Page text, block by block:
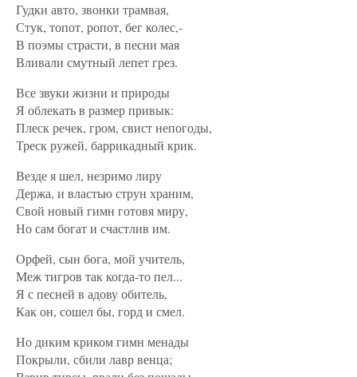
Гудки авто, звонки трамвая,
Стук, топот, ропот, бег колес,-
В поэмы страсти, в песни мая
Вливали смутный лепет грез.
Все звуки жизни и природы
Я облекать в размер привык:
Плеск речек, гром, свист непогоды,
Треск ружей, баррикадный крик.
Везде я шел, незримо лиру
Держа, и властью струн храним,
Свой новый гимн готовя миру,
Но сам богат и счастлив им.
Орфей, сын бога, мой учитель,
Меж тигров так когда-то пел...
Я с песней в адову обитель,
Как он, сошел бы, горд и смел.
Но диким криком гимн менады
Покрыли, сбили лавр венца;